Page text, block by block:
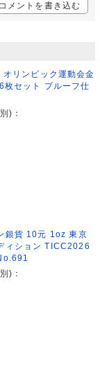
メントを書き込む
リンピック運動会金
枚セット プルーフ仕
)：
銀貨 10元 1oz 東京
ィション TICC2026
)：